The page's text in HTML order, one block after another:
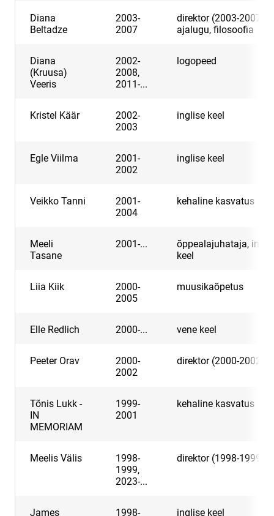
Diana
Beltadze
2003-
2007
direktor (2003-2007),
ajalugu, filosoofia
Diana
(Kruusa)
Veeris
2002-
2008,
2011-...
logopeed
Kristel Käär
2002-
2003
inglise keel
Egle Viilma
2001-
2002
inglise keel
Veikko Tanni
2001-
2004
kehaline kasvatus
Meeli
Tasane
2001-...
õppealajuhataja,
keel
Liia Kiik
2000-
2005
muusikaõpetus
Elle Redlich 2000-... vene keel
Peeter Orav
2000-
2002
direktor (2000-2002)
Tõnis Lukk -
IN
MEMORIAM
1999-
2001
kehaline kasvatus
Meelis Välis
1998-
1999,
2023-...
direktor (1998-1999)
James
1998-
inglise keel